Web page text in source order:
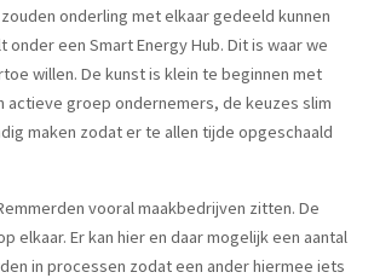
onderling met elkaar gedeeld kunnen
onder een Smart Energy Hub. Dit is waar we
willen. De kunst is klein te beginnen met
actieve groep ondernemers, de keuzes slim
maken zodat er te allen tijde opgeschaald
vooral maakbedrijven zitten. De
elkaar. Er kan hier en daar mogelijk een aantal
in processen zodat een ander hiermee iets